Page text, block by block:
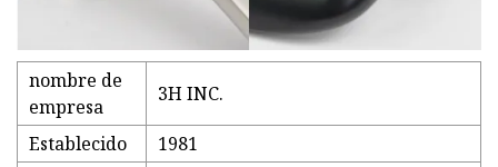
nombre de
empresa
3H INC.
Establecido 1981